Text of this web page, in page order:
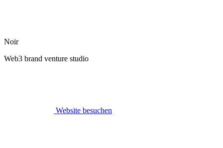
Noir
Web3 brand venture studio
Website besuchen